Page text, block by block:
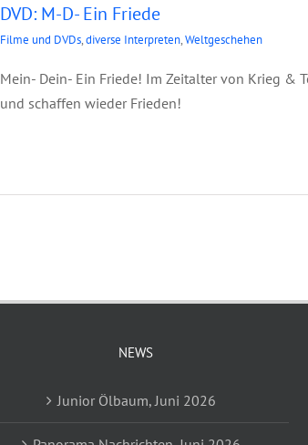
DVD: M-D- Ein Friede
Filme und DVDs,diverse Interpreten,Weltgeschehen
Mein- Dein- Ein Friede! Im Zeitalter von Krieg &
und schaffen wieder Frieden!
NEWS
Junior Ölbaum, Juni 2026